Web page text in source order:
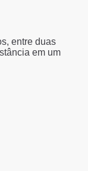
entre duas
em um